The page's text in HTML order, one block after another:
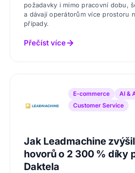
požadavky i mimo pracovní dobu,
a dávají operátorům více prostoru
případy.
Přečíst více
E-commerce
AI &
Customer Service
Jak Leadmachine
hovorů o 2 300 % díky
Daktela